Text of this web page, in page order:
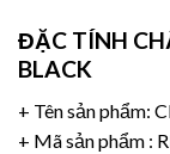
ĐẶC TÍNH
BLACK
+ Tên sản phẩm:
+ Mã sản phẩm :